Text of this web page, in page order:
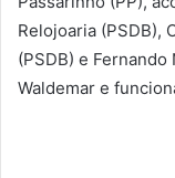
Relojoaria (PSDB),
(PSDB) e
Waldemar e